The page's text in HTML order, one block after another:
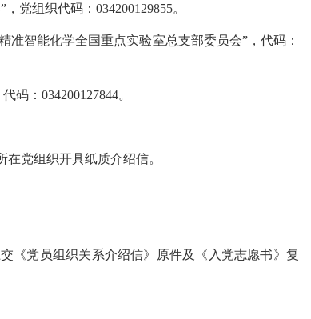
党组织代码：034200129855。
智能化学全国重点实验室总支部委员会”，代码：
码：034200127844。
党组织开具纸质介绍信。
《党员组织关系介绍信》原件及《入党志愿书》复